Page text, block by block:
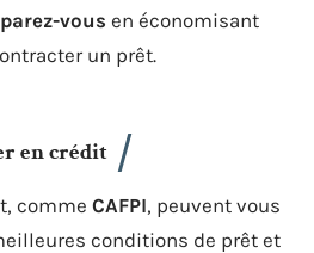
vous en économisant
un prêt.
en crédit
comme CAFPI, peuvent vous
conditions de prêt et